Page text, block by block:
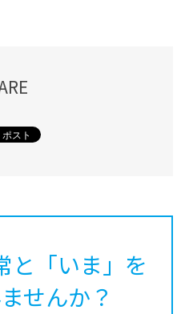
と「いま」を
せんか？